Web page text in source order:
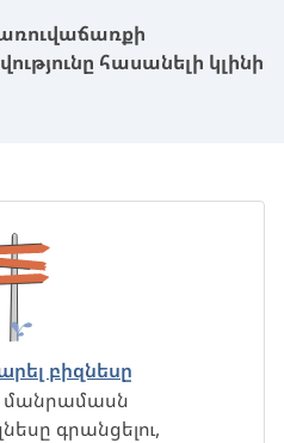
հասանելի կլինի
բիզնեսը
մանրամասն
գրանցելու,